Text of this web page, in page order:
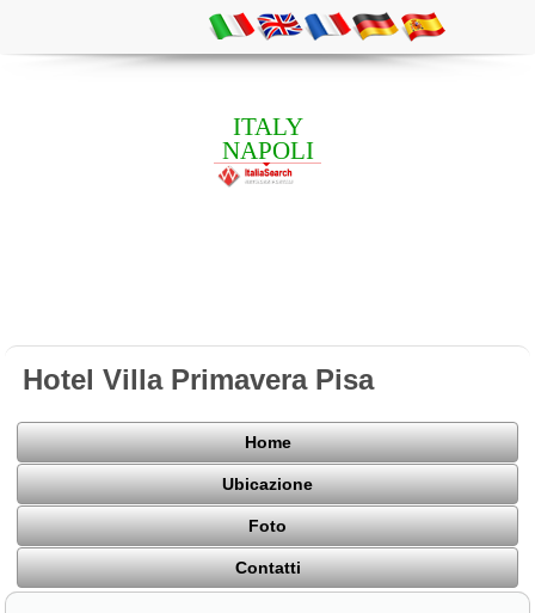
ITALY
NAPOLI
Hotel Villa Primavera Pisa
Home
Ubicazione
Foto
Contatti